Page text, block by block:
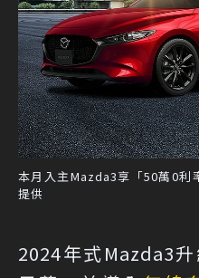
本月入主Mazda3享「50萬0利
提供
2024年式Mazda3